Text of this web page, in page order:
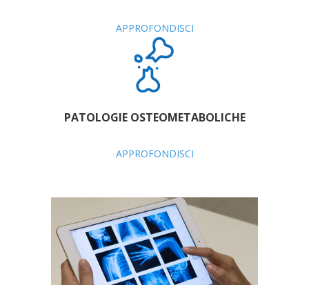
APPROFONDISCI
PATOLOGIE OSTEOMETABOLICHE
APPROFONDISCI